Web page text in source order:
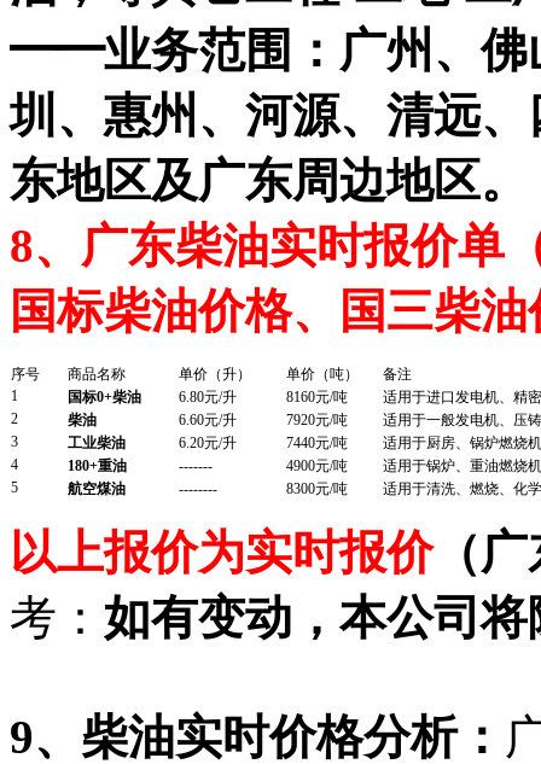
━━业务范围：广州、
圳、惠州、河源、清远
东地区及广东周边地区。
8、广东柴油实时报价单
国标柴油价格、国三柴
序号 商品名称 单价（升） 单价（吨）
备注
1
国标0+柴油 6.80元/升 8160元/吨
适用于进口发电机、精
2
柴油 6.60元/升 7920元/吨
适用于一般发电机、压
3
工业柴油 6.20元/升 7440元/吨
适用于厨房、锅炉燃烧
4
180+重油 ------- 4900元/吨
适用于锅炉、重油燃烧机
5
航空煤油 -------- 8300元/吨 适用于清洗、燃烧、化
以上报价为实时报价（广
考： 如有变动，本公司
9、柴油实时价格分析：